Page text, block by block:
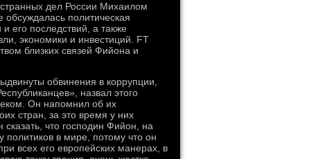
дел России Михаилом
политическая
его последствий, а также
экономики и инвестиций. FT
близких связей Фийона и
обвинения в коррупции,
назвал этого
Он напомнил об их
стран, за это время у них
что господин Фийон, на
политиков в мире, потому что он
всех его европейских манерах, в